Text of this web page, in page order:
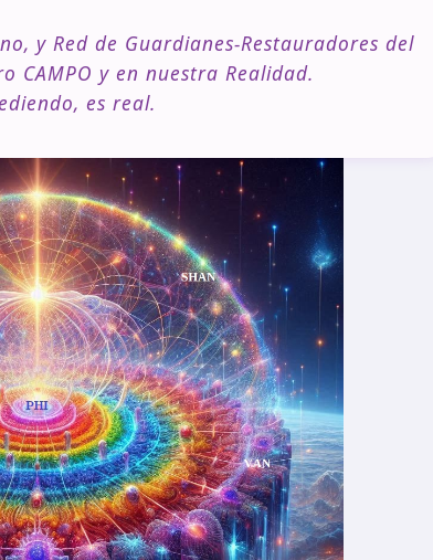
y Red de Guardianes-Restauradores del
CAMPO y en nuestra Realidad.
es real.